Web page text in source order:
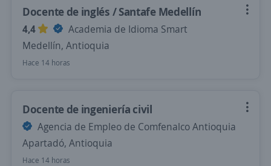
Docente de inglés / Santafe Medellín
4,4
Academia de Idioma Smart
Medellín, Antioquia
Hace 14 horas
Docente de ingeniería civil
Agencia de Empleo de Comfenalco Antioquia
Apartadó, Antioquia
Hace 14 horas